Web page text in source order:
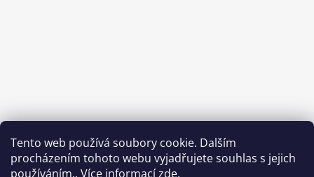
Tento web používá soubory cookie. Dalším
procházením tohoto webu vyjadřujete souhlas s jejich
používáním.. Více informacízde.